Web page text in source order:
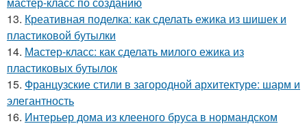
13. Креативная поделка: как сделать ежика из шишек и
пластиковой бутылки
14. Мастер-класс: как сделать милого ежика из
пластиковых бутылок
15. Французские стили в загородной архитектуре: шарм и
элегантность
16. Интерьер дома из клееного бруса в нормандском